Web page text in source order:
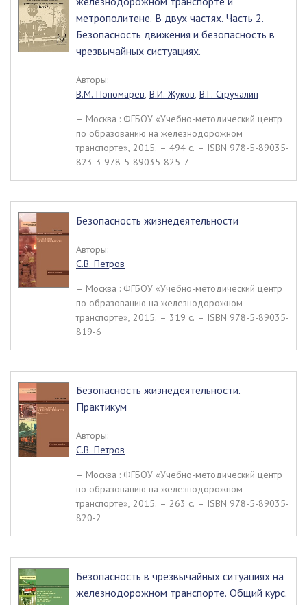
метрополитене. В двух частях. Часть 2.
Безопасность движения и безопасность в
чрезвычайных систуациях.
Авторы:
В.М. Пономарев, В.И. Жуков, В.Г. Стручалин
– Москва : ФГБОУ «Учебно-методический центр
по образованию на железнодорожном
транспорте», 2015. – 494 c. – ISBN 978-5-89035-
823-3 978-5-89035-825-7
Безопасность жизнедеятельности
Авторы:
С.В. Петров
– Москва : ФГБОУ «Учебно-методический центр
по образованию на железнодорожном
транспорте», 2015. – 319 c. – ISBN 978-5-89035-
819-6
Безопасность жизнедеятельности.
Практикум
Авторы:
С.В. Петров
– Москва : ФГБОУ «Учебно-методический центр
по образованию на железнодорожном
транспорте», 2015. – 263 c. – ISBN 978-5-89035-
820-2
Безопасность в чрезвычайных ситуациях на
железнодорожном транспорте. Общий курс.